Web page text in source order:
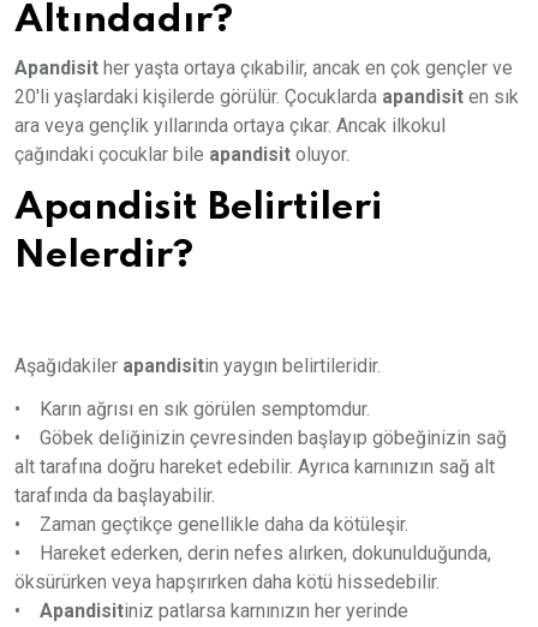
Altındadır?
Apandisit her yaşta ortaya çıkabilir, ancak en çok gençler ve
20'li yaşlardaki kişilerde görülür. Çocuklarda apandisit en sık
ara veya gençlik yıllarında ortaya çıkar. Ancak ilkokul
çağındaki çocuklar bile apandisit oluyor.
Apandisit Belirtileri
Nelerdir?
Aşağıdakiler apandisitin yaygın belirtileridir.
• Karın ağrısı en sık görülen semptomdur.
• Göbek deliğinizin çevresinden başlayıp göbeğinizin sağ
alt tarafına doğru hareket edebilir. Ayrıca karnınızın sağ alt
tarafında da başlayabilir.
• Zaman geçtikçe genellikle daha da kötüleşir.
• Hareket ederken, derin nefes alırken, dokunulduğunda,
öksürürken veya hapşırırken daha kötü hissedebilir.
• Apandisitiniz patlarsa karnınızın her yerinde